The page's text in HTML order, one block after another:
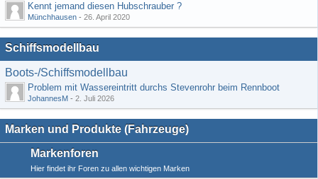
Kennt jemand diesen Hubschrauber ?
Münchhausen - 26. April 2020
Schiffsmodellbau
Boots-/Schiffsmodellbau
Problem mit Wassereintritt durchs Stevenrohr beim Rennboot
JohannesM - 2. Juli 2026
Marken und Produkte (Fahrzeuge)
Markenforen
Hier findet ihr Foren zu allen wichtigen Marken